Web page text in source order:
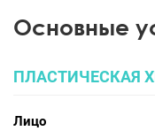
Основные
ПЛАСТИЧЕСКАЯ
Лицо